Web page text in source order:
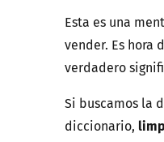
Esta es una
vender. Es hora
verdadero
Si buscamos la
diccionario,